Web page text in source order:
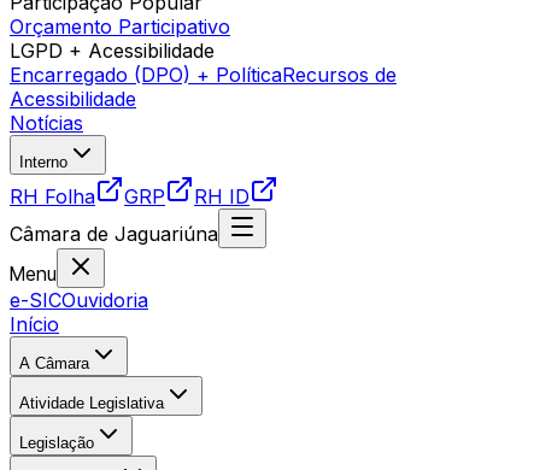
Orçamento Participativo
LGPD + Acessibilidade
Encarregado (DPO) + PolíticaRecursos de
Acessibilidade
Notícias
Interno
RH Folha GRP
RH ID
Câmara de Jaguariúna
Menu
e-SICOuvidoria
Início
A Câmara
Atividade Legislativa
Legislação